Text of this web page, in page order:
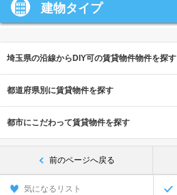
建物タイプ
埼玉県の沿線からDIY可の賃貸物件物件を探す
都道府県別に賃貸物件を探す
都市にこだわって賃貸物件を探す
前のページへ戻る
気になるリスト